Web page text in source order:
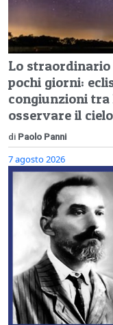
Lo straordinario
pochi giorni:
congiunzioni tra
osservare il cielo
di Paolo Panni
7 agosto 2026